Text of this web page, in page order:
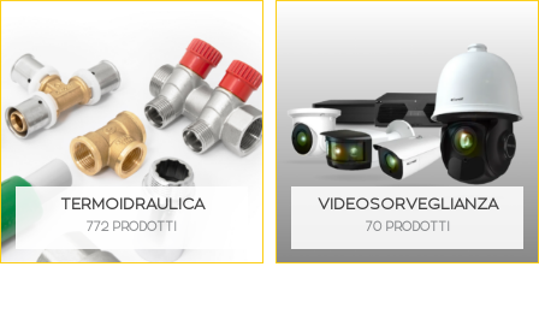
TERMOIDRAULICA
772 PRODOTTI
VIDEOSORVEGLIANZA
70 PRODOTTI